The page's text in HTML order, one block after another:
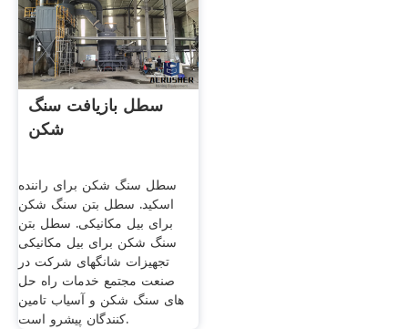
سطل بازیافت سنگ
شکن
سطل سنگ شکن برای راننده
اسکید. سطل بتن سنگ شکن
برای بیل مکانیکی. سطل بتن
سنگ شکن برای بیل مکانیکی
تجهیزات شانگهای شرکت در
صنعت مجتمع خدمات راه حل
های سنگ شکن و آسیاب تامین
کنندگان پیشرو است.